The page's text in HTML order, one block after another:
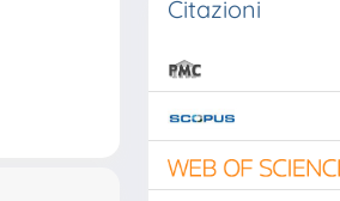
Citazioni